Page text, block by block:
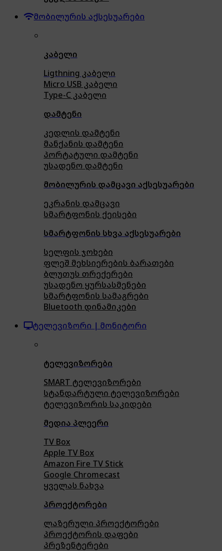
მობილურის აქსესუარები
კაბელი
Ligthning კაბელი
Micro USB კაბელი
Type-C კაბელი
დამტენი
კედლის დამტენი
მანქანის დამტენი
პორტატული დამტენი
უსადენო დამტენი
მობილურის დამცავი აქსესუარები
ეკრანის დამცავი
სმარტფონის ქეისები
სმარტფონის სხვა აქსესუარები
სელფის ჯოხები
ფლეშ მეხსიერების ბარათები
ბლუთუს თრექერები
უსადენო ყურსასმენები
სმარტფონის სამაგრები
Bluetooth დინამიკები
ტელევიზორი | მონიტორი
ტელევიზორები
SMART ტელევიზორები
სტანდარტული ტელევიზორები
ტელევიზორის საკიდები
მედია პლეერი
TV Box
Apple TV Box
Amazon Fire TV Stick
Google Chromecast
ყველას ნახვა
პროექტორები
ლაზერული პროექტორები
პროექტორის დაფები
პრეზენტერები